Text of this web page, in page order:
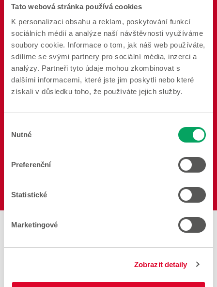
Tato webová stránka používá cookies
K personalizaci obsahu a reklam, poskytování funkcí
sociálních médií a analýze naší návštěvnosti využíváme
soubory cookie. Informace o tom, jak náš web používáte,
sdílíme se svými partnery pro sociální média, inzerci a
analýzy. Partneři tyto údaje mohou zkombinovat s
dalšími informacemi, které jste jim poskytli nebo které
získali v důsledku toho, že používáte jejich služby.
souhlasu
Nutné
Preferenční
Statistické
Marketingové
Zobrazit detaily
Koupelna Osvětlení Dekorace
Jídlo
Prodejny v blízkosti
Woolworth – Zatec